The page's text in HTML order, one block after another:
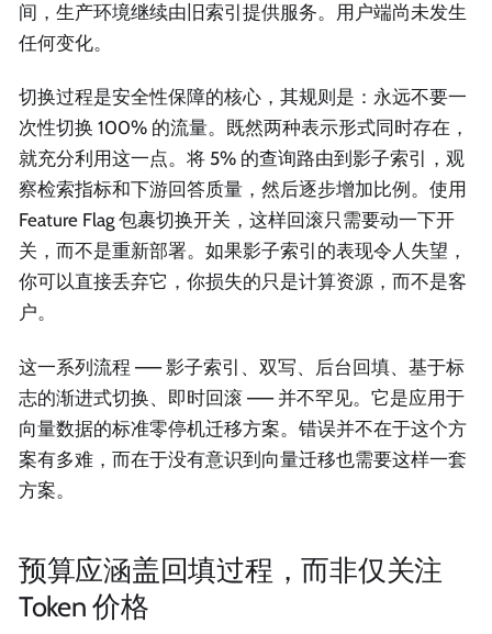
间，生产环境继续由旧索引提供服务。用户端尚未发生
任何变化。
切换过程是安全性保障的核心，其规则是：永远不要一
次性切换 100% 的流量。既然两种表示形式同时存在，
就充分利用这一点。将 5% 的查询路由到影子索引，观
察检索指标和下游回答质量，然后逐步增加比例。使用
Feature Flag 包裹切换开关，这样回滚只需要动一下开
关，而不是重新部署。如果影子索引的表现令人失望，
你可以直接丢弃它，你损失的只是计算资源，而不是客
户。
这一系列流程 —— 影子索引、双写、后台回填、基于标
志的渐进式切换、即时回滚 —— 并不罕见。它是应用于
向量数据的标准零停机迁移方案。错误并不在于这个方
案有多难，而在于没有意识到向量迁移也需要这样一套
方案。
预算应涵盖回填过程，而非仅关注
Token 价格